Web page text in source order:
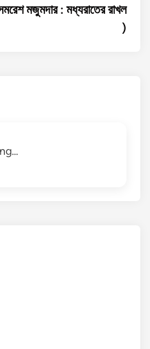
মজুমদার : মধ্যরাতের রাখল
)